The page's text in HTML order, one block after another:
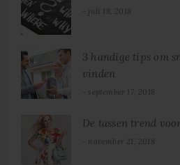
juli 18, 2018
3 handige tips om
vinden
september 17, 2018
De tassen trend
november 21, 2018